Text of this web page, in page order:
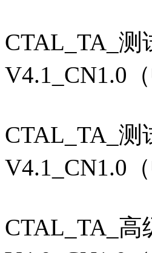
CTAL_TA_
V4.1_CN1.0（
CTAL_TA_
V4.1_CN1.0（
CTAL_TA_高